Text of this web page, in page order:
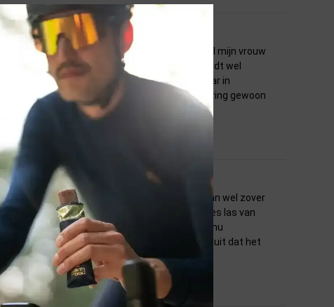
in gebruik en was ook zo in elkaar gezet. Zowel mijn vrouw
voor de Tacx er bij besteld. Deze wordt wel
en 4 procent stijging simuleren lijkt weinig maar in
aardig aan het trappen. Tevens was de levering gewoon
20:00uur besteld en de volgende dag in huis.
opgereden, die zijn bij mij na een seizoen dan wel zover
op de vloer. Na dat ik de vele positieve reacties las van
een paar keer op getaxct en het probleem is nu
het wiel ook niet zo warm worden. Ik ga er vanuit dat het